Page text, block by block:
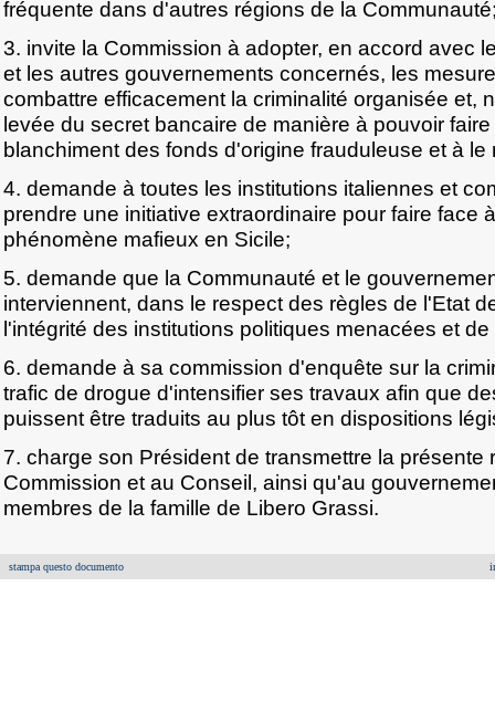
fréquente dans d'autres régions de la
3. invite la Commission à adopter, en accord avec
et les autres gouvernements concernés, les
combattre efficacement la criminalité organisée et,
levée du secret bancaire de manière à pouvoir
blanchiment des fonds d'origine frauduleuse et à le
4. demande à toutes les institutions italiennes et
prendre une initiative extraordinaire pour faire face
phénomène mafieux en Sicile;
5. demande que la Communauté et le
interviennent, dans le respect des règles de l'Etat
l'intégrité des institutions politiques menacées et
6. demande à sa commission d'enquête sur la
trafic de drogue d'intensifier ses travaux afin que
puissent être traduits au plus tôt en dispositions
7. charge son Président de transmettre la présente
Commission et au Conseil, ainsi qu'au
membres de la famille de Libero Grassi.
stampa questo documento